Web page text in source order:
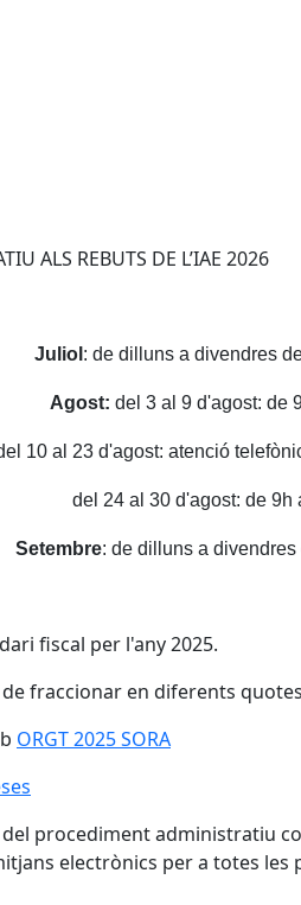
ALS REBUTS DE L’IAE 2026
Juliol : de dilluns a divendres
Agost: del 3 al 9 d'agost: de
10 al 23 d'agost: atenció
del 24 al 30 d'agost: de 9h
Setembre: de dilluns a divendres
fiscal per l'any 2025.
fraccionar en diferents
ORGT 2025 SORA
del procediment administratiu
electrònics per a totes les